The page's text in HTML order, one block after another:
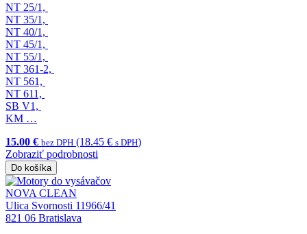
NT 25/1,
NT 35/1,
NT 40/1,
NT 45/1,
NT 55/1,
NT 361-2,
NT 561,
NT 611,
SB V1,
KM …
15.00 € bez DPH (18.45 € s DPH)
Zobraziť podrobnosti
Do košíka
NOVA CLEAN
Ulica Svornosti 11966/41
821 06 Bratislava